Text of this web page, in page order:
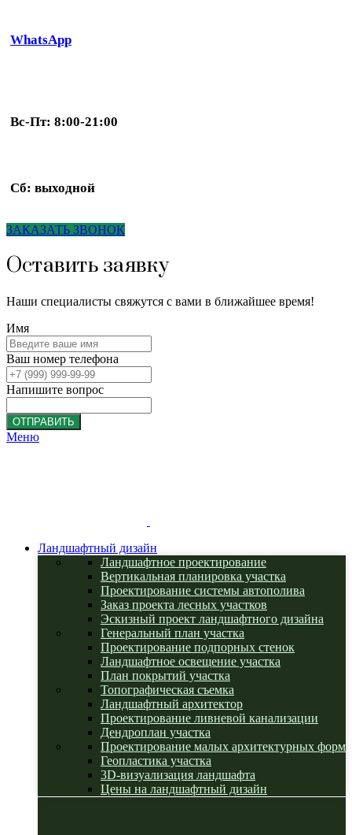
WhatsApp
Вс-Пт: 8:00-21:00
Сб: выходной
ЗАКАЗАТЬ ЗВОНОК
Оставить заявку
Наши специалисты свяжутся с вами в ближайшее время!
Имя
Ваш номер телефона
Напишите вопрос
ОТПРАВИТЬ
Меню
Ландшафтный дизайн
Ландшафтное проектирование
Вертикальная планировка участка
Проектирование системы автополива
Заказ проекта лесных участков
Эскизный проект ландшафтного дизайна
Генеральный план участка
Проектирование подпорных стенок
Ландшафтное освещение участка
План покрытий участка
Топографическая съемка
Ландшафтный архитектор
Проектирование ливневой канализации
Дендроплан участка
Проектирование малых архитектурных форм
Геопластика участка
3D-визуализация ландшафта
Цены на ландшафтный дизайн